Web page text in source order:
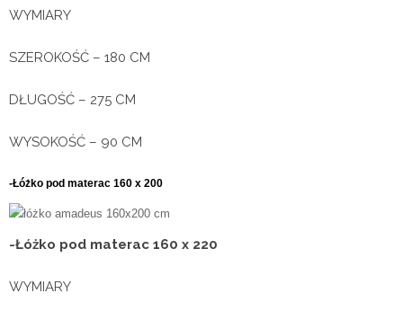
WYMIARY
SZEROKOŚĆ – 180 CM
DŁUGOŚĆ – 275 CM
WYSOKOŚĆ – 90 CM
-Łóżko pod materac 160 x 200
-Łóżko pod materac 160 x 220
WYMIARY